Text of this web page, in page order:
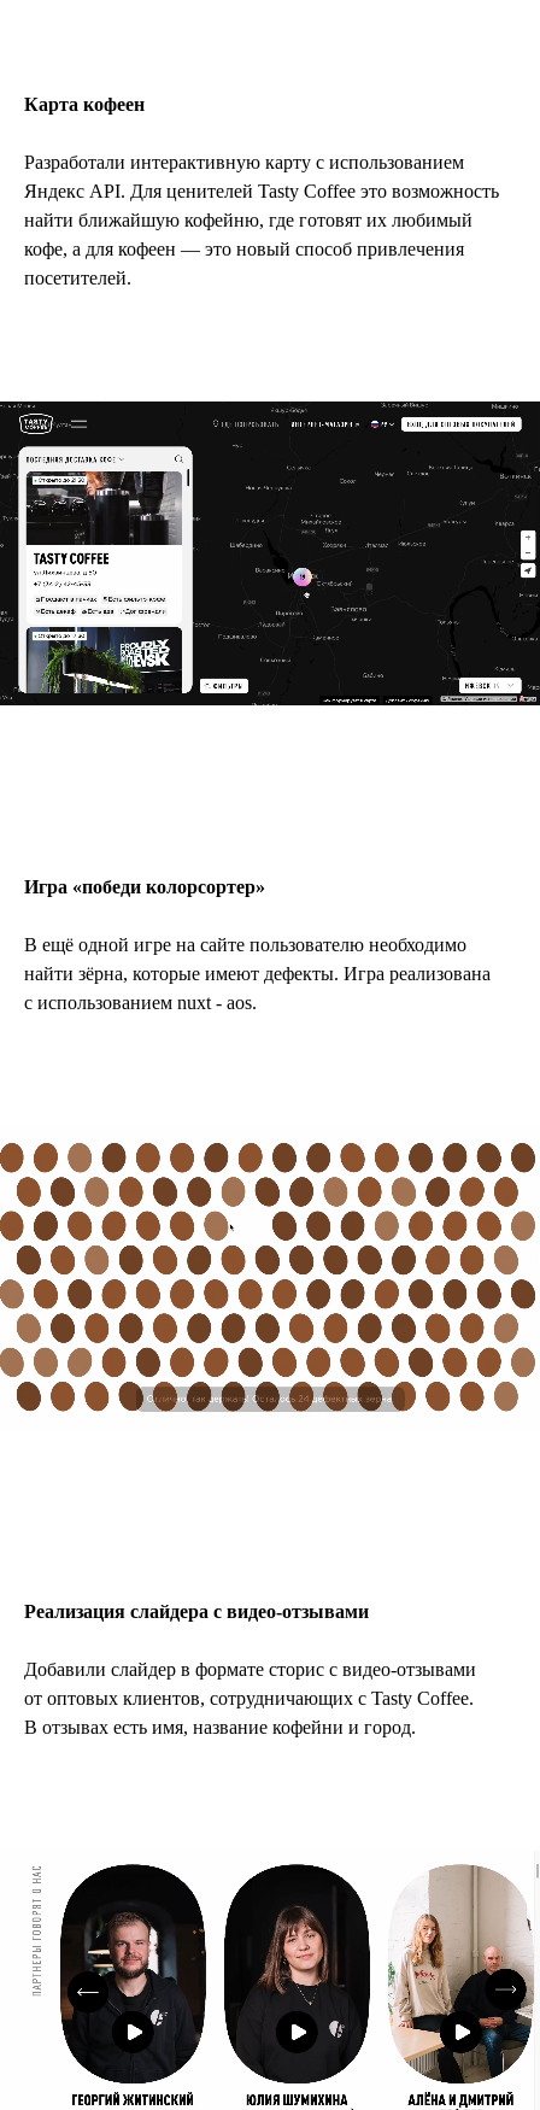
Карта кофеен
Разработали интерактивную карту с использованием
Яндекс API. Для ценителей Tasty Coffee это возможность
найти ближайшую кофейню, где готовят их любимый
кофе, а для кофеен — это новый способ привлечения
посетителей.
Игра «победи колорсортер»
В ещё одной игре на сайте пользователю необходимо
найти зёрна, которые имеют дефекты. Игра реализована
с использованием nuxt - aos.
Реализация слайдера с видео-отзывами
Добавили слайдер в формате сторис с видео-отзывами
от оптовых клиентов, сотрудничающих с Tasty Coffee.
В отзывах есть имя, название кофейни и город.